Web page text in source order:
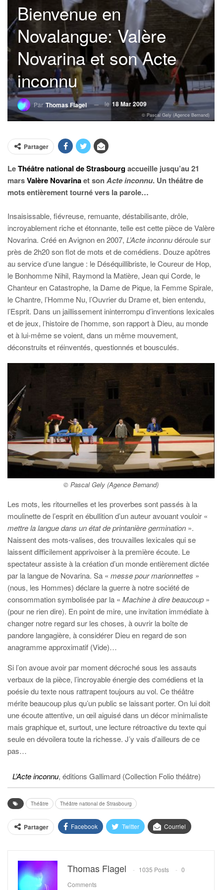
Bienvenue en
Novalangue: Valère
Novarina et son Acte
inconnu
ParThomas Flagel le18 Mar 2009
© Pascal Gely (Agence Bernand)
Partager
LeThéâtre national de Strasbourgaccueille jusqu’au 21
marsValère Novarinaet sonActe inconnu. Un théâtre de
mots entièrement tourné vers la parole…
Insaisissable, fiévreuse, remuante, déstabilisante, drôle,
incroyablement riche et étonnante, telle est cette pièce de Valère
Novarina. Créé en Avignon en 2007, L’Acte inconnudéroule sur
près de 2h20 son flot de mots et de comédiens. Douze apôtres
au service d’une langue : le Déséquillibriste, le Coureur de Hop,
le Bonhomme Nihil, Raymond la Matière, Jean qui Corde, le
Chanteur en Catastrophe, la Dame de Pique, la Femme Spirale,
le Chantre, l’Homme Nu, l’Ouvrier du Drame et, bien entendu,
l’Esprit. Dans un jaillissement ininterrompu d’inventions lexicales
et de jeux, l’histoire de l’homme, son rapport à Dieu, au monde
et à lui-même se voient, dans un même mouvement,
déconstruits et réinventés, questionnés et bousculés.
© Pascal Gely (Agence Bernand)
Les mots, les ritournelles et les proverbes sont passés à la
moulinette de l’esprit en ébullition d’un auteur avouant vouloir «
mettre la langue dans un état de printanière germination ».
Naissent des mots-valises, des trouvailles lexicales qui se
laissent difficilement apprivoiser à la première écoute. Le
spectateur assiste à la création d’un monde entièrement dictée
par la langue de Novarina. Sa « messe pour marionnettes »
(nous, les Hommes) déclare la guerre à notre société de
consommation symbolisée par la « Machine à dire beaucoup »
(pour ne rien dire). En point de mire, une invitation immédiate à
changer notre regard sur les choses, à ouvrir la boîte de
pandore langagière, à considérer Dieu en regard de son
anagramme approximatif (Vide)…
Si l’on avoue avoir par moment décroché sous les assauts
verbaux de la pièce, l’incroyable énergie des comédiens et la
poésie du texte nous rattrapent toujours au vol. Ce théâtre
mérite beaucoup plus qu’un public se laissant porter. On lui doit
une écoute attentive, un œil aiguisé dans un décor minimaliste
mais graphique et, surtout, une lecture rétroactive du texte qui
seule en dévoilera toute la richesse. J’y vais d’ailleurs de ce
pas…
L’Acte inconnu, éditions Gallimard (Collection Folio théâtre)
Théâtre Théâtre national de Strasbourg
Partager Facebook Twitter Courriel
Thomas Flagel 1035 Posts
0
Comments